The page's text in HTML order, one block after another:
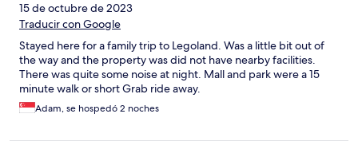
15 de octubre de 2023
Traducir con Google
Stayed here for a family trip to Legoland. Was a little bit out of
the way and the property was did not have nearby facilities.
There was quite some noise at night. Mall and park were a 15
minute walk or short Grab ride away.
Adam, se hospedó 2 noches